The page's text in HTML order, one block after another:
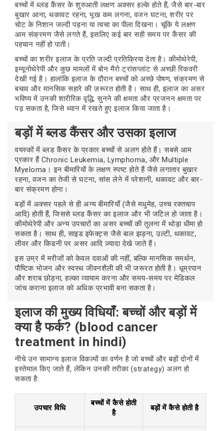
बच्चों में ब्लड कैंसर के शुरुआती लक्षण अक्सर हल्के होते हैं, जैसे बार-बार
बुखार आना, थकावट रहना, भूख कम लगना, वजन घटना, शरीर पर
चोट के निशान जल्दी पड़ना या त्वचा का पीला दिखना। चूंकि ये लक्षण
आम संक्रमण जैसे लगते हैं, इसलिए कई बार सही समय पर कैंसर की
पहचान नहीं हो पाती।
बच्चों का शरीर इलाज के प्रति जल्दी प्रतिक्रिया देता है। कीमोथेरेपी,
इम्यूनोथेरेपी और कुछ मामलों में बोन मैरो ट्रांसप्लांट से अच्छी रिकवरी
देखी गई है। हालांकि इलाज के दौरान बच्चों को अच्छे पोषण, संक्रमण से
बचाव और मानसिक सहारे की ज़रूरत होती है। साथ ही, इलाज का असर
भविष्य में उनकी शारीरिक वृद्धि, सुनने की क्षमता और प्रजनन क्षमता पर
पड़ सकता है, जिसे ध्यान में रखते हुए इलाज किया जाता है।
बड़ों में ब्लड कैंसर और उसका इलाज
वयस्कों में ब्लड कैंसर के प्रकार बच्चों से अलग होते हैं। सबसे आम
प्रकार हैं Chronic Leukemia, Lymphoma, और Multiple
Myeloma। इन बीमारियों के लक्षण स्पष्ट होते हैं जैसे लगातार बुखार
रहना, वजन का तेजी से घटना, सांस लेने में परेशानी, थकावट और बार-
बार संक्रमण होना।
बड़ों में अक्सर पहले से ही अन्य बीमारियाँ (जैसे मधुमेह, उच्च रक्तचाप
आदि) होती हैं, जिससे ब्लड कैंसर का इलाज और भी जटिल हो जाता है।
कीमोथेरेपी और अन्य उपचारों का असर बच्चों की तुलना में थोड़ा धीमा हो
सकता है। साथ ही, साइड इफेक्ट्स जैसे बाल झड़ना, उल्टी, थकावट,
लीवर और किडनी पर असर आदि ज़्यादा देखे जाते हैं।
इस उम्र में मरीजों को केवल दवाओं की नहीं, बल्कि मानसिक समर्थन,
पौष्टिक भोजन और स्वस्थ जीवनशैली की भी जरूरत होती है। धूम्रपान
और शराब छोड़ना, हल्का व्यायाम करना और समय-समय पर मेडिकल
जांच कराना इलाज को अधिक प्रभावी बना सकता है।
इलाज की मुख्य विधियाँ: बच्चों और बड़ों में
क्या है फर्क? (blood cancer
treatment in hindi)
नीचे उन सामान्य इलाज विकल्पों का वर्णन है जो बच्चों और बड़ों दोनों में
इस्तेमाल किए जाते हैं, लेकिन उनकी तरीका (strategy) अलग हो
सकता है:
उपचार विधि
बच्चों में कैसे होती
है
बड़ों में कैसे होती है